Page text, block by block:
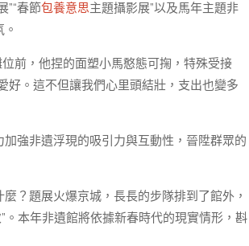
”“春節包養意思主題攝影展”以及馬年主題非
前，他捏的面塑小馬憨態可掬，特殊受接
好。這不但讓我們心里頭結壯，支出也變多
強非遺浮現的吸引力與互動性，晉陞群眾的
？題展火爆京城，長長的步隊排到了館外，
。本年非遺館將依據新春時代的現實情形，斟